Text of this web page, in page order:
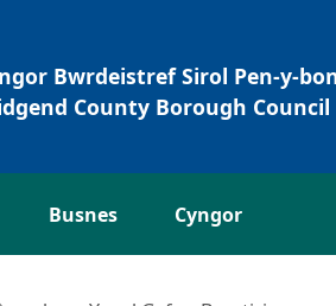
Bwrdeistref Sirol Pen-y-
County Borough Council
Busnes Cyngor